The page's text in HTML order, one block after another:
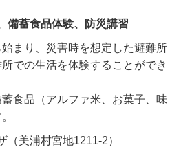
備蓄食品体験、防災講習
まり、災害時を想定した避難所
での生活を体験することができ
食品（アルファ米、お菓子、味
（美浦村宮地1211-2）